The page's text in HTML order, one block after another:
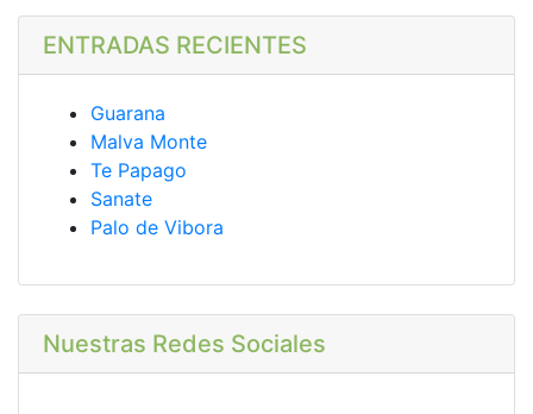
ENTRADAS RECIENTES
Guarana
Malva Monte
Te Papago
Sanate
Palo de Vibora
Nuestras Redes Sociales